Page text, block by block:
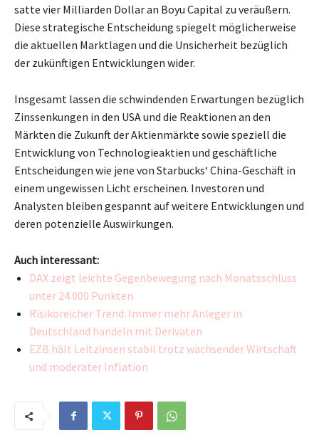
satte vier Milliarden Dollar an Boyu Capital zu veräußern.
Diese strategische Entscheidung spiegelt möglicherweise
die aktuellen Marktlagen und die Unsicherheit bezüglich
der zukünftigen Entwicklungen wider.
Insgesamt lassen die schwindenden Erwartungen bezüglich
Zinssenkungen in den USA und die Reaktionen an den
Märkten die Zukunft der Aktienmärkte sowie speziell die
Entwicklung von Technologieaktien und geschäftliche
Entscheidungen wie jene von Starbucks‘ China-Geschäft in
einem ungewissen Licht erscheinen. Investoren und
Analysten bleiben gespannt auf weitere Entwicklungen und
deren potenzielle Auswirkungen.
Auch interessant:
DAX zeigt leichte Gegenbewegung nach Monatsschluss
unter 24.000 Punkten
Risikoreicher Trend: Immer mehr Anleger in
Deutschland handeln mit Derivaten
EZB hält Leitzinsen stabil trotz wachsender Wirtschaft
und moderater Inflation